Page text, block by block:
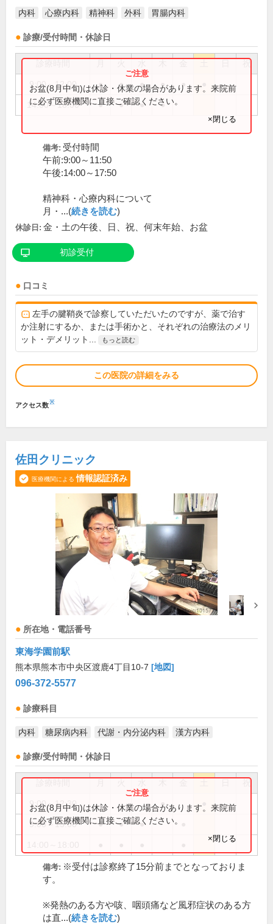
内科 心療内科 精神科 外科 胃腸内科
診療/受付時間・休診日
祝
9:00～12:00 ● ● ● ● ●
14:00～18:00 ● ● ● ●
お盆(8月中旬)は休診・休業の場合があります。来院前
に必ず医療機関に直接ご確認ください。
×閉じる
備考: 受付時間
午前:9:00～11:50
午後:14:00～17:50
精神科・心療内科について
月・...(続きを読む)
休診日: 金・土の午後、日、祝、何末年始、お盆
初診受付
口コミ
左手の腱鞘炎で診察していただいたのですが、薬で治す
か注射にするか、または手術かと、それぞれの治療法のメリ
ット・デメリット...
もっと読む
この医院の詳細をみる
アクセス数※
佐田クリニック
医療機関による 情報認証済み
所在地・電話番号
東海学園前駅
熊本県熊本市中央区渡鹿4丁目10-7 [地図]
096-372-5577
診療科目
内科 糖尿病内科 代謝・内分泌内科 漢方内科
診療/受付時間・休診日
祝
9:00～12:30 ●
9:00～13:00 ● ● ●
お盆(8月中旬)は休診・休業の場合があります。来院前
に必ず医療機関に直接ご確認ください。
×閉じる
備考: ※受付は診察終了15分前までとなっておりま
す。
※発熱のある方や咳、咽頭痛など風邪症状のある方
は直...(続きを読む)